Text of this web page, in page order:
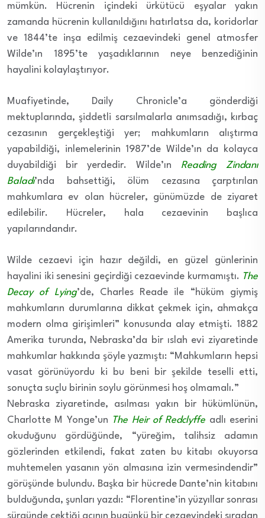
mümkün. Hücrenin içindeki ürkütücü eşyalar yakın
zamanda hücrenin kullanıldığını hatırlatsa da, koridorlar
ve 1844’te inşa edilmiş cezaevindeki genel atmosfer
Wilde’ın 1895’te yaşadıklarının neye benzediğinin
hayalini kolaylaştırıyor.
Muafiyetinde, Daily Chronicle’a gönderdiği
mektuplarında, şiddetli sarsılmalarla anımsadığı, kırbaç
cezasının gerçekleştiği yer; mahkumların alıştırma
yapabildiği, inlemelerinin 1987’de Wilde’ın da kolayca
duyabildiği bir yerdedir. Wilde’ın Reading Zindanı
Baladı’nda bahsettiği, ölüm cezasına çarptırılan
mahkumlara ev olan hücreler, günümüzde de ziyaret
edilebilir. Hücreler, hala cezaevinin başlıca
yapılarındandır.
Wilde cezaevi için hazır değildi, en güzel günlerinin
hayalini iki senesini geçirdiği cezaevinde kurmamıştı. The
Decay of Lying’de, Charles Reade ile “hüküm giymiş
mahkumların durumlarına dikkat çekmek için, ahmakça
modern olma girişimleri” konusunda alay etmişti. 1882
Amerika turunda, Nebraska’da bir ıslah evi ziyaretinde
mahkumlar hakkında şöyle yazmıştı: “Mahkumların hepsi
vasat görünüyordu ki bu beni bir şekilde teselli etti,
sonuçta suçlu birinin soylu görünmesi hoş olmamalı.”
Nebraska ziyaretinde, asılması yakın bir hükümlünün,
Charlotte M Yonge’un The Heir of Redclyffe adlı eserini
okuduğunu gördüğünde, “yüreğim, talihsiz adamın
gözlerinden etkilendi, fakat zaten bu kitabı okuyorsa
muhtemelen yasanın yön almasına izin vermesindendir”
görüşünde bulundu. Başka bir hücrede Dante’nin kitabını
bulduğunda, şunları yazdı: “Florentine’in yüzyıllar sonrası
sürgünde çektiği acının bugünkü bir cezaevindeki sıradan